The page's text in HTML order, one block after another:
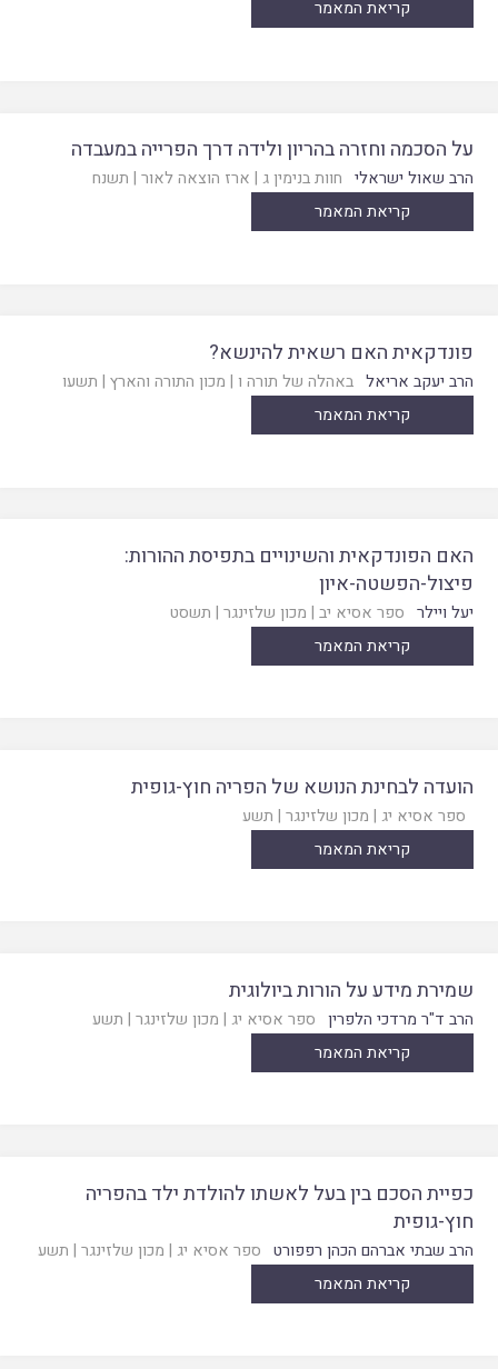
קריאת המאמר
על הסכמה וחזרה בהריון ולידה דרך הפרייה במעבדה
הרב שאול ישראלי חוות בנימין ג | ארז הוצאה לאור | תשנח
קריאת המאמר
פונדקאית האם רשאית להינשא?
הרב יעקב אריאל באהלה של תורה ו | מכון התורה והארץ | תשעו
קריאת המאמר
האם הפונדקאית והשינויים בתפיסת ההורות:
פיצול-הפשטה-איון
יעל ויילר ספר אסיא יב | מכון שלזינגר | תשסט
קריאת המאמר
הועדה לבחינת הנושא של הפריה חוץ-גופית
ספר אסיא יג | מכון שלזינגר | תשע
קריאת המאמר
שמירת מידע על הורות ביולוגית
הרב ד"ר מרדכי הלפרין ספר אסיא יג | מכון שלזינגר | תשע
קריאת המאמר
כפיית הסכם בין בעל לאשתו להולדת ילד בהפריה
חוץ-גופית
הרב שבתי אברהם הכהן רפפורט ספר אסיא יג | מכון שלזינגר | תשע
קריאת המאמר